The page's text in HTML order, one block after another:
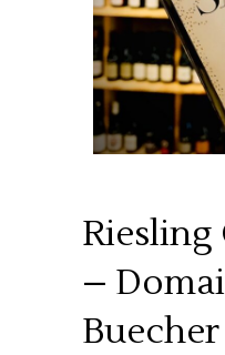
Riesling
–
Buecher